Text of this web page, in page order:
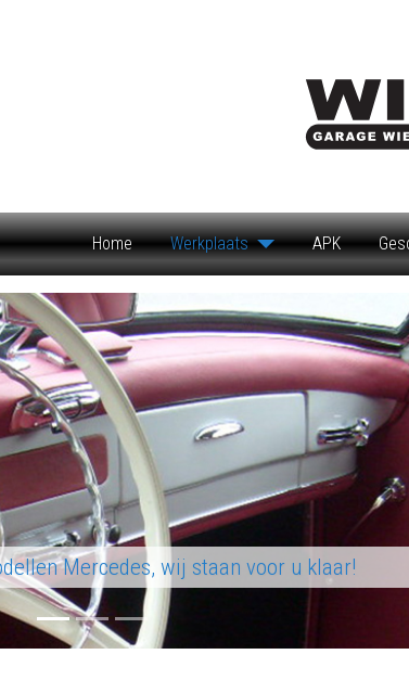
Home Werkplaats APK
Mercedes, wij staan voor u klaar!